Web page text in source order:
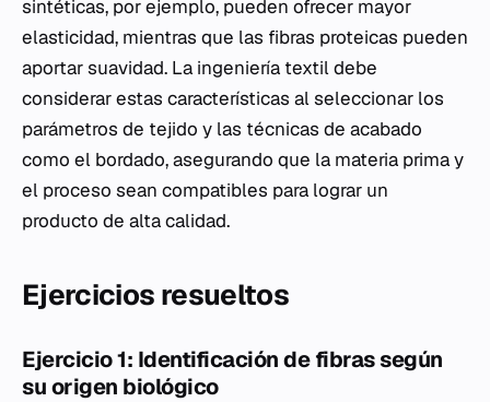
sintéticas, por ejemplo, pueden ofrecer mayor
elasticidad, mientras que las fibras proteicas pueden
aportar suavidad. La ingeniería textil debe
considerar estas características al seleccionar los
parámetros de tejido y las técnicas de acabado
como el bordado, asegurando que la materia prima y
el proceso sean compatibles para lograr un
producto de alta calidad.
Ejercicios resueltos
Ejercicio 1: Identificación de fibras según
su origen biológico